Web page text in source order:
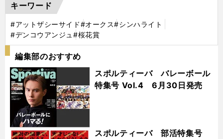
キーワード
#アットザシーサイド#オークス#シンハライト
#デンコウアンジュ#桜花賞
編集部のおすすめ
スポルティーバ バレーボール
特集号 Vol.4 6月30日発売
スポルティーバ 部活特集号